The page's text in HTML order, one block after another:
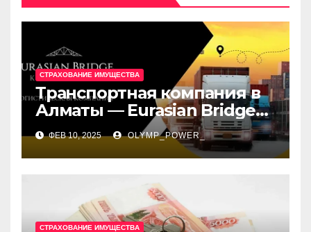
СТРАХОВАНИЕ ИМУЩЕСТВА
Транспортная компания в
Алматы — Eurasian Bridge
Astana
ФЕВ 10, 2025 OLYMP_POWER_
СТРАХОВАНИЕ ИМУЩЕСТВА